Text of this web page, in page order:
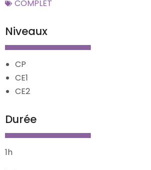
COMPLET
Niveaux
CP
CE1
CE2
Durée
1h